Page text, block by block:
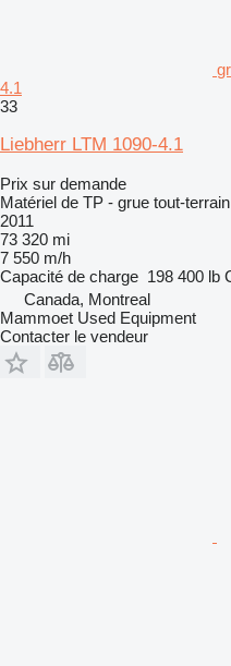
4.1
33
Liebherr LTM 1090-4.1
Prix sur demande
Matériel de TP - grue tout-terrain
2011
73 320 mi
7 550 m/h
Capacité de charge 198 400 lb
Canada, Montreal
Mammoet Used Equipment
Contacter le vendeur